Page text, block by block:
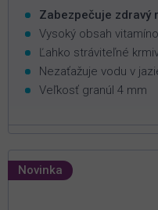
Zabezpečuje zdravý
Vysoký obsah
Ľahko stráviteľné
Nezaťažuje vodu v
Veľkosť granúl 4 mm
Novinka